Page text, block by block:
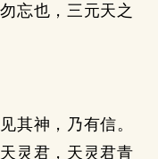
忘也，三元天之
其神，乃有信。
灵君，天灵君青